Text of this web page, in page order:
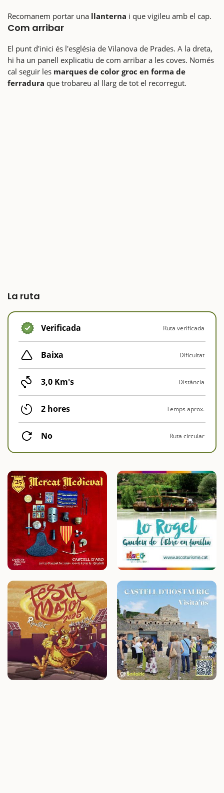
Recomanem portar una llanterna i que vigileu amb el cap.
Com arribar
El punt d'inici és l'església de Vilanova de Prades. A la dreta,
hi ha un panell explicatiu de com arribar a les coves. Només
cal seguir les marques de color groc en forma de
ferradura que trobareu al llarg de tot el recorregut.
La ruta
Verificada Ruta verificada
Baixa Dificultat
3,0 Km's Distància
2 hores Temps aprox.
No Ruta circular